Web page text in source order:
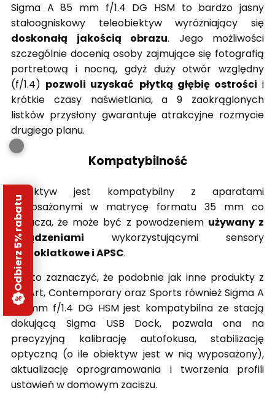
Sigma A 85 mm f/1.4 DG HSM to bardzo jasny
stałoogniskowy teleobiektyw wyróżniający się
doskonałą jakością obrazu. Jego możliwości
szczególnie docenią osoby zajmujące się fotografią
portretową i nocną, gdyż duży otwór względny
(f/1.4) pozwoli uzyskać płytką głębię ostrości i
krótkie czasy naświetlania, a 9 zaokrąglonych
listków przysłony gwarantuje atrakcyjne rozmycie
drugiego planu.
Kompatybilność
Obiektyw jest kompatybilny z aparatami
wyposażonymi w matrycę formatu 35 mm co
oznacza, że może być z powodzeniem używany z
urządzeniami wykorzystującymi sensory
pełnoklatkowe i APSC.
Warto zaznaczyć, że podobnie jak inne produkty z
linii Art, Contemporary oraz Sports również Sigma A
85 mm f/1.4 DG HSM jest kompatybilna ze stacją
dokującą Sigma USB Dock, pozwala ona na
precyzyjną kalibrację autofokusa, stabilizację
optyczną (o ile obiektyw jest w nią wyposażony),
aktualizację oprogramowania i tworzenia profili
ustawień w domowym zaciszu.
Odbierz 5% rabatu